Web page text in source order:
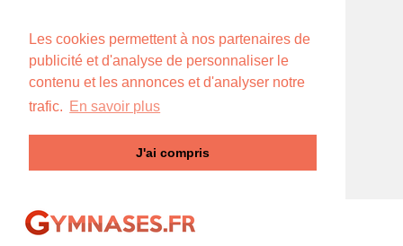
Les cookies permettent à nos partenaires de
publicité et d'analyse de personnaliser le
contenu et les annonces et d'analyser notre
trafic. En savoir plus
J'ai compris